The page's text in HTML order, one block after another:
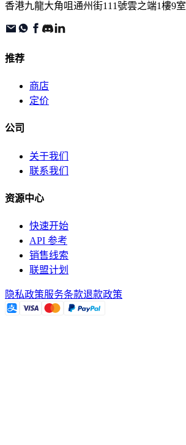
香港九龍大角咀通州街111號雲之端1樓9室
推荐
商店
定价
公司
关于我们
联系我们
资源中心
快速开始
API 参考
销售线索
联盟计划
隐私政策服务条款退款政策